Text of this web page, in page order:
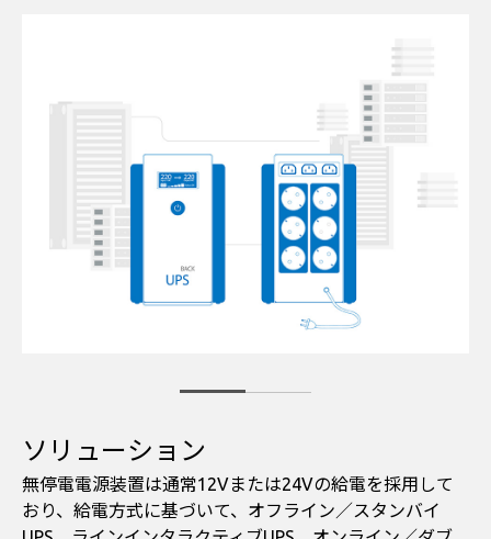
ソリューション
無停電電源装置は通常12Vまたは24Vの給電を採用して
おり、給電方式に基づいて、オフライン／スタンバイ